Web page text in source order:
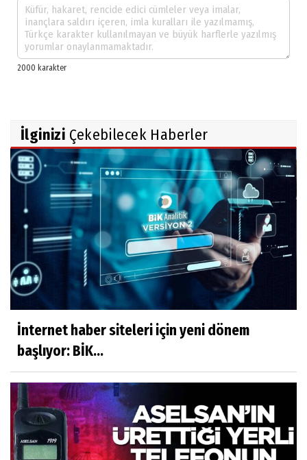
İlginizi Çekebilecek Haberler
İnternet haber siteleri için yeni dönem
başlıyor: BİK...